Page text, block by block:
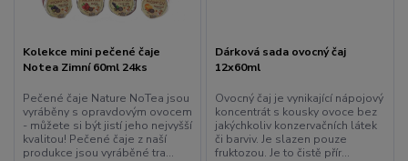
Kolekce mini pečené čaje
Notea Zimní 60ml 24ks
Pečené čaje Nature NoTea jsou
vyráběny s opravdovým ovocem
- můžete si být jistí jeho nejvyšší
kvalitou! Pečené čaje z naší
produkce jsou vyráběné tra...
Dárková sada ovocný čaj
12x60ml
Ovocný čaj je vynikající nápojový
koncentrát s kousky ovoce bez
jakýchkoliv konzervačních látek
či barviv. Je slazen pouze
fruktozou. Je to čistě přír...